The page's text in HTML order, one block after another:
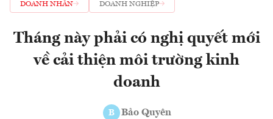
DOANH NHÂN DOANH NGHIỆP
Tháng này phải có nghị quyết mới
về cải thiện môi trường kinh
doanh
B Bảo Quyên